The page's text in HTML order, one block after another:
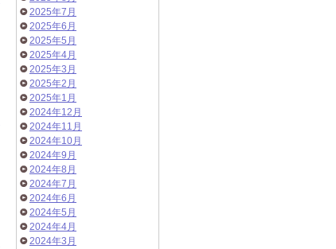
2025年7月
2025年6月
2025年5月
2025年4月
2025年3月
2025年2月
2025年1月
2024年12月
2024年11月
2024年10月
2024年9月
2024年8月
2024年7月
2024年6月
2024年5月
2024年4月
2024年3月